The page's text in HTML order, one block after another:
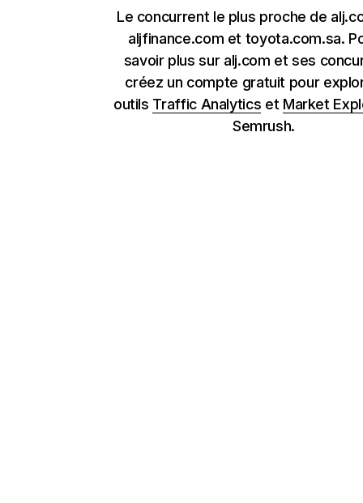
Le concurrent le plus proche de
aljfinance.com et toyota.com.sa.
savoir plus sur alj.com et ses
créez un compte gratuit pour
outils Traffic Analytics et Market
Semrush.